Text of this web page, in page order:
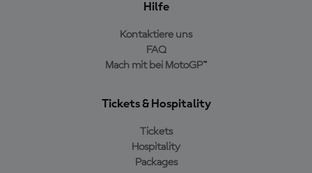
Hilfe
Kontaktiere uns
FAQ
Mach mit bei MotoGP™
Tickets & Hospitality
Tickets
Hospitality
Packages